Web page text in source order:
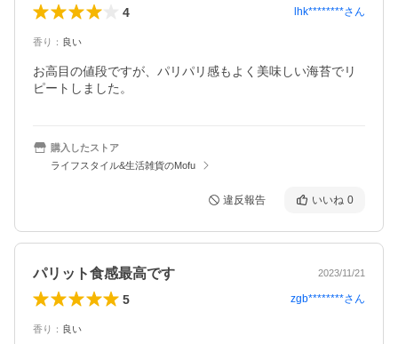
4 lhk********さん
香り ： 良い
お高目の値段ですが、パリパリ感もよく美味しい海苔でリ
ピートしました。
購入したストア
ライフスタイル&生活雑貨のMofu
違反報告 いいね 0
パリット食感最高です 2023/11/21
5 zgb********さん
香り ： 良い